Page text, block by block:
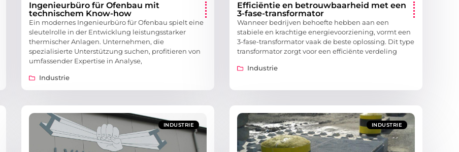
Ingenieurbüro für Ofenbau mit
technischem Know-how
Ein modernes Ingenieurbüro für Ofenbau spielt eine
sleutelrolle in der Entwicklung leistungsstarker
thermischer Anlagen. Unternehmen, die
spezialisierte Unterstützung suchen, profitieren von
umfassender Expertise in Analyse,
Industrie
Efficiëntie en betrouwbaarheid met een
3-fase-transformator
Wanneer bedrijven behoefte hebben aan een
stabiele en krachtige energievoorziening, vormt een
3-fase-transformator vaak de beste oplossing. Dit type
transformator zorgt voor een efficiënte verdeling
Industrie
INDUSTRIE INDUSTRIE